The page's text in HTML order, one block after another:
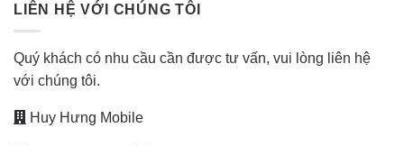
LIÊN HỆ VỚI CHÚNG TÔI
Quý khách có nhu cầu cần được tư vấn, vui lòng liên hệ
với chúng tôi.
Huy Hưng Mobile